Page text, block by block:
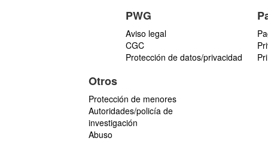
PWG
Aviso legal
CGC
Protección de datos/privacidad
Otros
Protección de menores
Autoridades/policía de
investigación
Abuso